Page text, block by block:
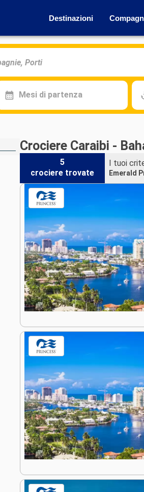
Destinazioni
Mesi di partenza
Crociere Caraibi -
5
crociere trovate
I tuoi
Emerald